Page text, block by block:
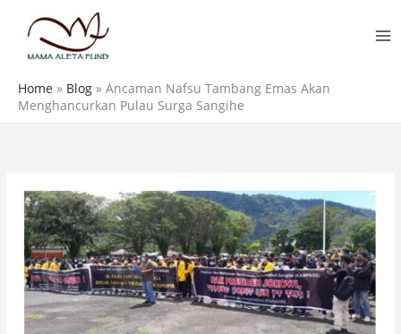
content
Home » Blog » Ancaman Nafsu Tambang Emas Akan
Menghancurkan Pulau Surga Sangihe